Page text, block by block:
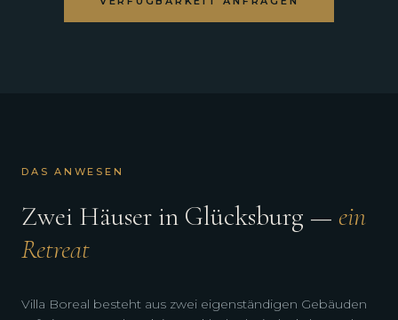
DAS ANWESEN
Zwei Häuser in Glücksburg — ein
Retreat
Villa Boreal besteht aus zwei eigenständigen Gebäuden